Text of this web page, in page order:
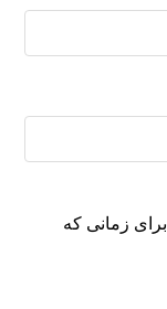
زمانی که